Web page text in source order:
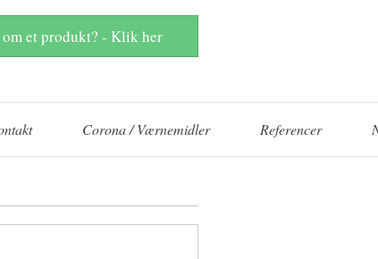
et produkt? - Klik her
Corona / Værnemidler Referencer